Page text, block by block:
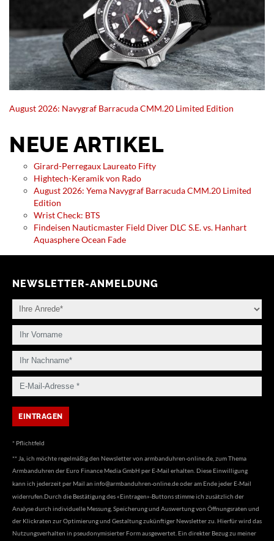
August 2026: Navygraf Barracuda CMM.20 Limited Edition
NEUE ARTIKEL
Girard-Perregaux Laureato Fifty
Hightech-Keramik von Rado
August 2026: Yema Navygraf Barracuda CMM.20 Limited
Edition
Wrist Check: BTS
Findeisen Nauticmaster Field Diver DLC S.E. vs. Hanhart
Aquasphere Ocean Fade
NEWSLETTER-ANMELDUNG
* Pflichtfeld
** Ja, ich möchte regelmäßig den Newsletter von armbanduhren-online.de, zum Thema
Armbanduhren der Euro Finance Media GmbH per E-Mail erhalten. Diese Einwilligung
kann ich jederzeit per Mail an info@armbanduhren-online.deoder am Ende jeder E-Mail
widerrufen.Durch die Bestätigung des «Eintragen»-Buttons stimme ich zusätzlich der
Analyse durch individuelle Messung, Speicherung und Auswertung von Öffnungsraten und
der Klickraten zur Optimierung und Gestaltung zukünftiger Newsletter zu. Hierfür wird das
Nutzungsverhalten in pseudonymisierter Form ausgewertet. Ein direkter Bezug zu meiner